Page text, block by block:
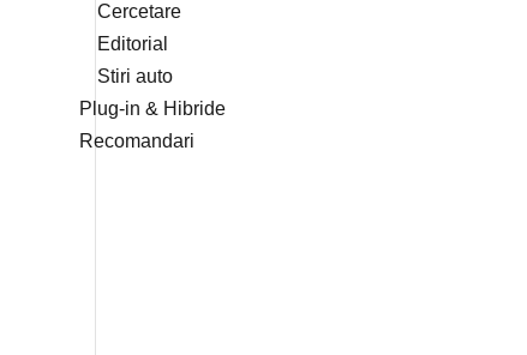
Cercetare
Editorial
Stiri auto
Plug-in & Hibride
Recomandari